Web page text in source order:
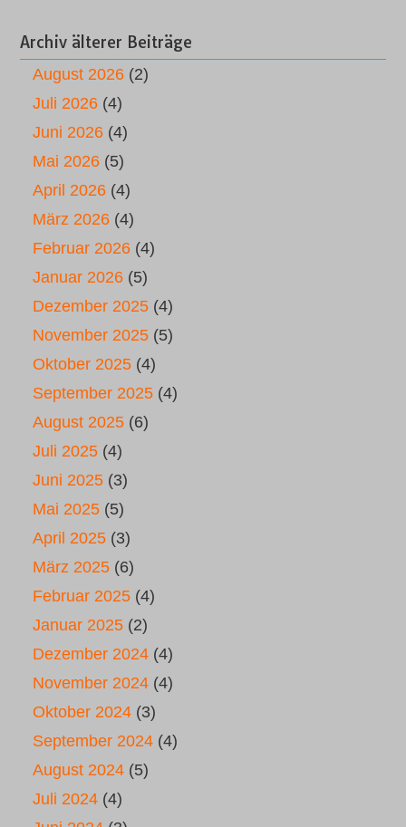
Archiv älterer Beiträge
August 2026 (2)
Juli 2026 (4)
Juni 2026 (4)
Mai 2026 (5)
April 2026 (4)
März 2026 (4)
Februar 2026 (4)
Januar 2026 (5)
Dezember 2025 (4)
November 2025 (5)
Oktober 2025 (4)
September 2025 (4)
August 2025 (6)
Juli 2025 (4)
Juni 2025 (3)
Mai 2025 (5)
April 2025 (3)
März 2025 (6)
Februar 2025 (4)
Januar 2025 (2)
Dezember 2024 (4)
November 2024 (4)
Oktober 2024 (3)
September 2024 (4)
August 2024 (5)
Juli 2024 (4)